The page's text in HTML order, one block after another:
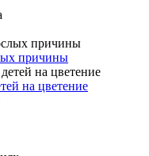
причины
на цветение